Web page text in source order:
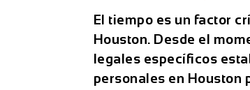
El tiempo es un factor
Houston. Desde el
legales específicos
personales en Houston